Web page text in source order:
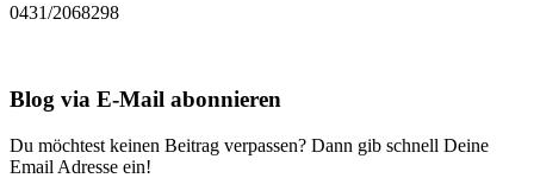
0431/2068298
Blog via E-Mail abonnieren
Du möchtest keinen Beitrag verpassen? Dann gib schnell Deine
Email Adresse ein!